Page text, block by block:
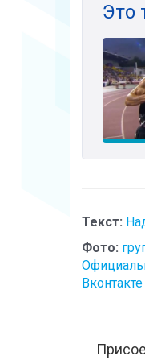
Это
Текст:
Фото:
Вконтакте